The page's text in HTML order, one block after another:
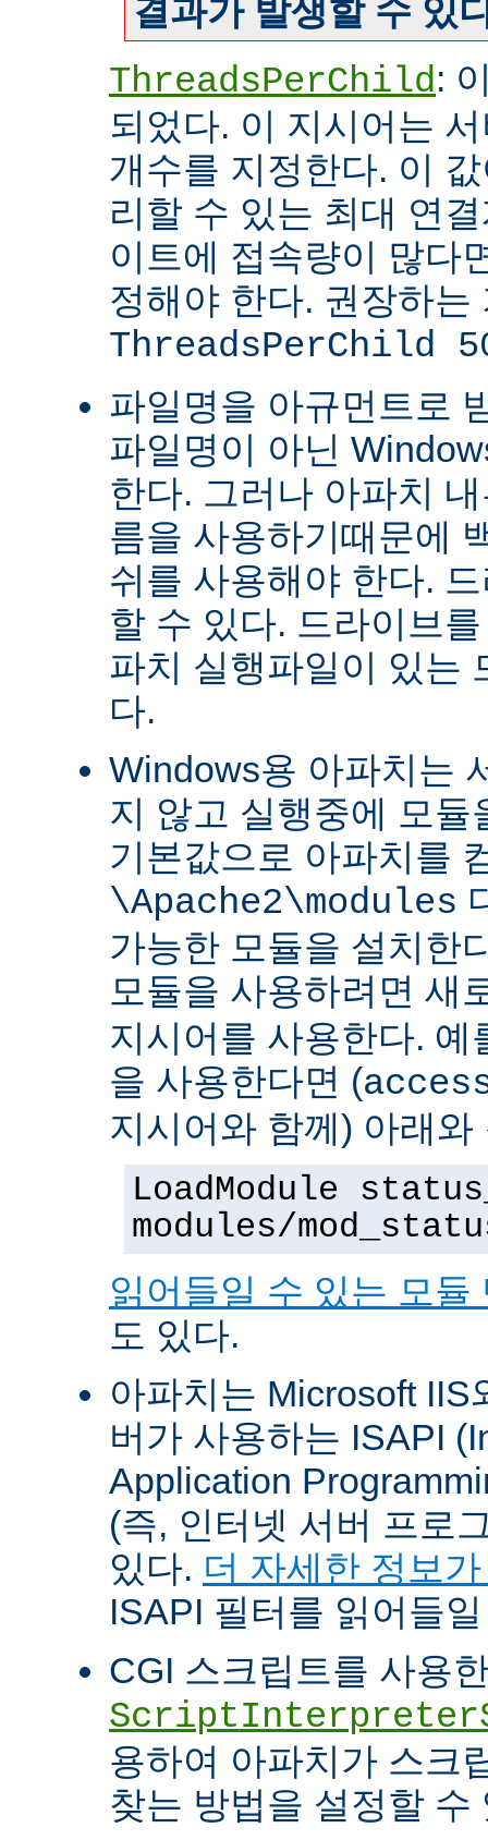
결과가 발생할 수 있
ThreadsPerChild:
되었다. 이 지시어는
개수를 지정한다. 이
리할 수 있는 최대 연
이트에 접속량이 많다
정해야 한다. 권장하는
ThreadsPerChild
파일명을 아규먼트로
파일명이 아닌
한다. 그러나 아파치
름을 사용하기때문에
쉬를 사용해야 한다.
할 수 있다. 드라이브
파치 실행파일이 있는
다.
Windows용 아파치는
지 않고 실행중에 모듈
기본값으로 아파치를
\Apache2\modules
가능한 모듈을 설치한
모듈을 사용하려면 새
지시어를 사용한다. 예
을 사용한다면 (
지시어와 함께) 아래와
LoadModule
modules/
읽어들일 수 있는 모듈
도 있다.
아파치는 Microsoft
버가 사용하는 ISAPI
Application
(즉, 인터넷 서버 프로
있다. 더 자세한 정보
ISAPI 필터를 읽어들
CGI 스크립트를 사용
용하여 아파치가 스크
찾는 방법을 설정할 수